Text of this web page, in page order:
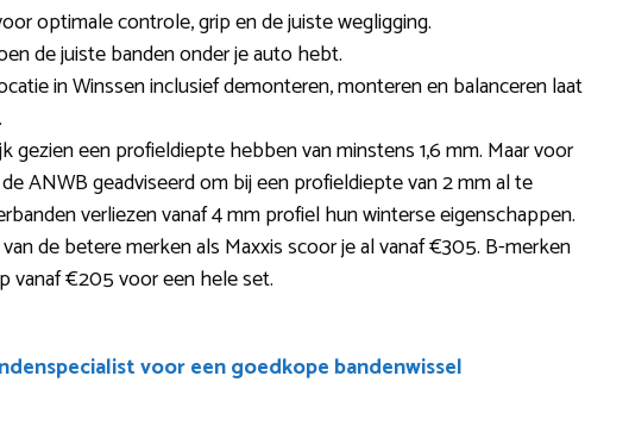
optimale controle, grip en de juiste wegligging.
de juiste banden onder je auto hebt.
in Winssen inclusief demonteren, monteren en balanceren laat
gezien een profieldiepte hebben van minstens 1,6 mm. Maar voor
ANWB geadviseerd om bij een profieldiepte van 2 mm al te
verliezen vanaf 4 mm profiel hun winterse eigenschappen.
de betere merken als Maxxis scoor je al vanaf €305. B-merken
vanaf €205 voor een hele set.
voor een goedkope bandenwissel